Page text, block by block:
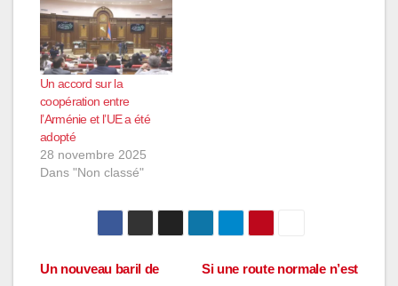
Un accord sur la
coopération entre
l’Arménie et l’UE a été
adopté
28 novembre 2025
Dans "Non classé"
Navigation
Si une route normale n’est
Un nouveau baril de